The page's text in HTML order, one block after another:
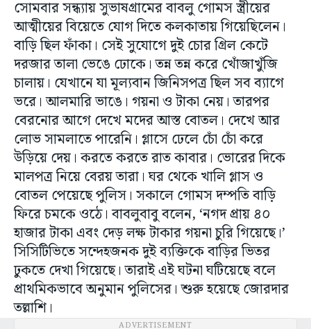
সোমবার সন্ধ্যায় সুভাষগ্রামের বাবলু গোমস স্ত্রীয়ের
আত্মীয়ের বিয়েতে যোগ দিতে কলকাতায় গিয়েছিলেন।
বাড়ি ছিল ফাঁকা। সেই সুযোগে দুই চোর গ্রিল কেটে
দরজার তালা ভেঙে ঢোকে। তন্ন তন্ন করে খোঁজাখুঁজি
চালায়। যেখানে যা মূল্যবান জিনিসপত্র ছিল সব ব্যাগে
ভরে। আলমারি ভাঙে। গয়না ও টাকা নেয়। তারপর
বেরনোর আগে দেখে মদের আস্ত বোতল। দেখে আর
লোভ সামলাতে পারেনি। গ্লাসে ঢেলে চোঁ চোঁ করে
উড়িয়ে দেয়। করতে করতে রাত কাবার। ভোরের দিকে
মালপত্র নিয়ে বেরয় তারা। ঘর থেকে খালি গ্লাস ও
বোতল পেয়েছে পুলিস। সকালে গোমস দম্পতি বাড়ি
ফিরে চমকে ওঠে। বাবলুবাবু বলেন, ‘নগদ প্রায় ৪০
হাজার টাকা এবং দেড় লক্ষ টাকার গয়না চুরি গিয়েছে।’
সিসিটিভিতে সন্দেহজনক দুই ব্যক্তিকে বাড়ির ভিতর
ঢুকতে দেখা গিয়েছে। তারাই এই ঘটনা ঘটিয়েছে বলে
প্রাথমিকভাবে অনুমান পুলিসের। শুরু হয়েছে জোরদার
তল্লাশি।
ADVERTISEMENT